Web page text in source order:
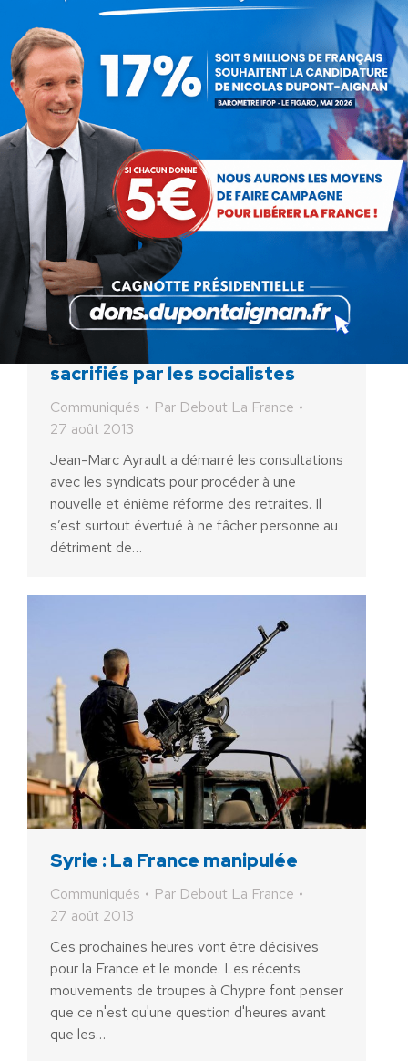
saurait se passer d'un…
Réforme des retraites : les
jeunes une nouvelle fois
sacrifiés par les socialistes
Communiqués Par Debout La France
27 août 2013
Jean-Marc Ayrault a démarré les consultations
avec les syndicats pour procéder à une
nouvelle et énième réforme des retraites. Il
s’est surtout évertué à ne fâcher personne au
détriment de…
Syrie : La France manipulée
Communiqués Par Debout La France
27 août 2013
Ces prochaines heures vont être décisives
pour la France et le monde. Les récents
mouvements de troupes à Chypre font penser
que ce n'est qu'une question d'heures avant
que les…